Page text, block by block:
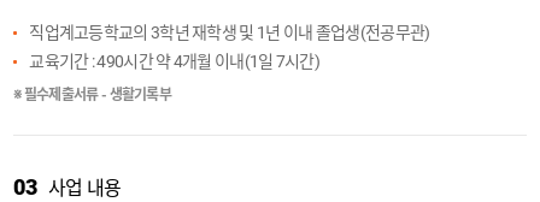
직업계고등학교의 3학년 재학생 및 1년 이내 졸업생(전공무관)
교육기간 : 490시간 약 4개월 이내(1일 7시간)
※ 필수제출서류 - 생활기록부
03 사업 내용